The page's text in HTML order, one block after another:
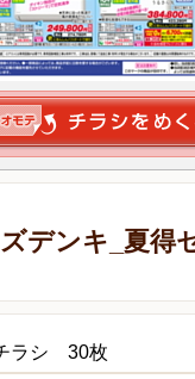
デンキ_夏得
ラシ 30枚